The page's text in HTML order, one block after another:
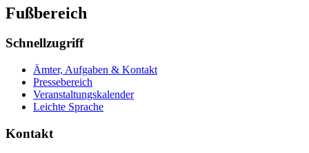
Fußbereich
Schnellzugriff
Ämter, Aufgaben & Kontakt
Pressebereich
Veranstaltungskalender
Leichte Sprache
Kontakt